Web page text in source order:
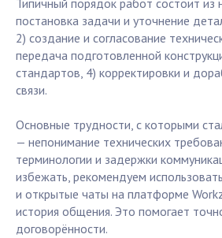
Типичный порядок работ состоит из
постановка задачи и уточнение
2) создание и согласование
передача подготовленной
стандартов, 4) корректировки и
связи.
Основные трудности, с которыми
— непонимание технических
терминологии и задержки
избежать, рекомендуем
и открытые чаты на платформе
история общения. Это помогает
договорённости.